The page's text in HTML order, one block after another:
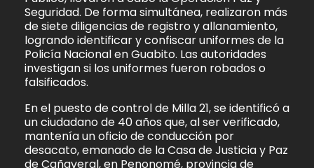
Seguridad. De forma simultánea, realizaron más
de siete diligencias de registro y allanamiento,
logrando identificar y confiscar uniformes de la
Policía Nacional en Guabito. Las autoridades
investigan si los uniformes fueron robados o
falsificados.
En el puesto de control de Milla 21, se identificó a
un ciudadano de 40 años que, al ser verificado,
mantenía un oficio de conducción por
desacato, emanado de la Casa de Justicia y Paz
de Cañaveral, en Penonomé, provincia de